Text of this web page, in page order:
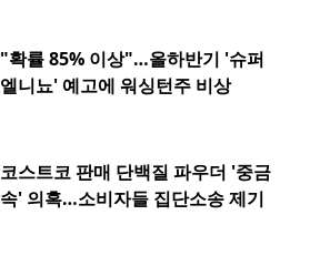
"확률 85% 이상"…올하반기 '슈퍼
엘니뇨' 예고에 워싱턴주 비상
코스트코 판매 단백질 파우더 '중금
속' 의혹…소비자들 집단소송 제기